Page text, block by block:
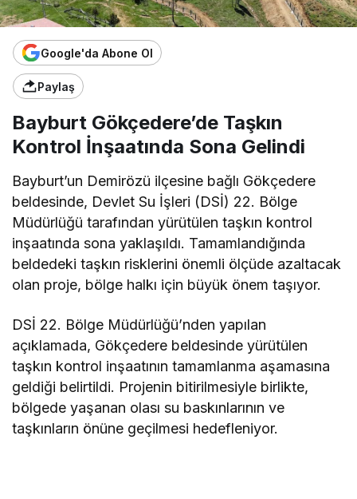
Google'da Abone Ol
Paylaş
Bayburt Gökçedere’de Taşkın
Kontrol İnşaatında Sona Gelindi
Bayburt’un Demirözü ilçesine bağlı Gökçedere
beldesinde, Devlet Su İşleri (DSİ) 22. Bölge
Müdürlüğü tarafından yürütülen taşkın kontrol
inşaatında sona yaklaşıldı. Tamamlandığında
beldedeki taşkın risklerini önemli ölçüde azaltacak
olan proje, bölge halkı için büyük önem taşıyor.
DSİ 22. Bölge Müdürlüğü’nden yapılan
açıklamada, Gökçedere beldesinde yürütülen
taşkın kontrol inşaatının tamamlanma aşamasına
geldiği belirtildi. Projenin bitirilmesiyle birlikte,
bölgede yaşanan olası su baskınlarının ve
taşkınların önüne geçilmesi hedefleniyor.